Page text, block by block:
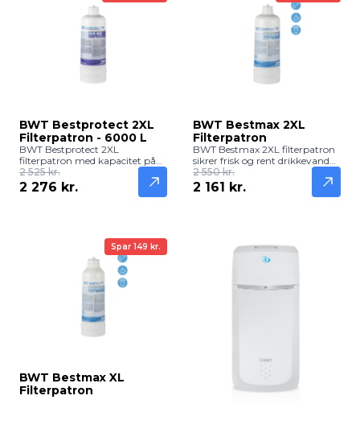
BWT Bestprotect 2XL
Filterpatron - 6000 L
BWT Bestprotect 2XL
filterpatron med kapacitet på
6000 L sikrer frisk, rent og
kalkfrit drikkevand. Effektiv
filtrering af klor, kalk og
2 525 kr.
2 276 kr.
BWT Bestmax 2XL
Filterpatron
BWT Bestmax 2XL filterpatron
sikrer frisk og rent drikkevand
med høj kapacitet. Effektiv
filtrering af kalk, klor og
urenheder til større
2 550 kr.
2 161 kr.
Spar 149 kr.
BWT Bestmax XL
Filterpatron